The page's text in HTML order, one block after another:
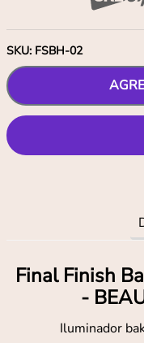
SKU: FSBH-02
Final Finish
-
Iluminador